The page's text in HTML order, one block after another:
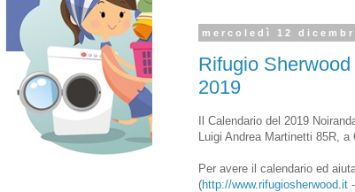
mercoledì 12
Rifugio
2019
Il Calendario del 2019
Luigi Andrea Martinetti 85R,
Per avere il calendario ed
(http://www.rifugiosherwood.it -